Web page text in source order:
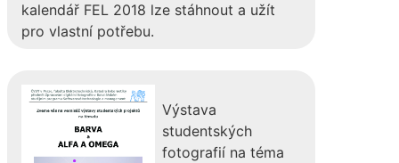
kalendář FEL 2018 lze stáhnout a užít
pro vlastní potřebu.
Výstava
studentských
fotografií na téma